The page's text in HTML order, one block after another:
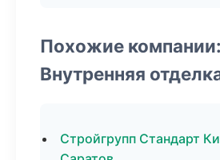
Похожие компании:
Внутренняя
Стройгрупп Стандарт